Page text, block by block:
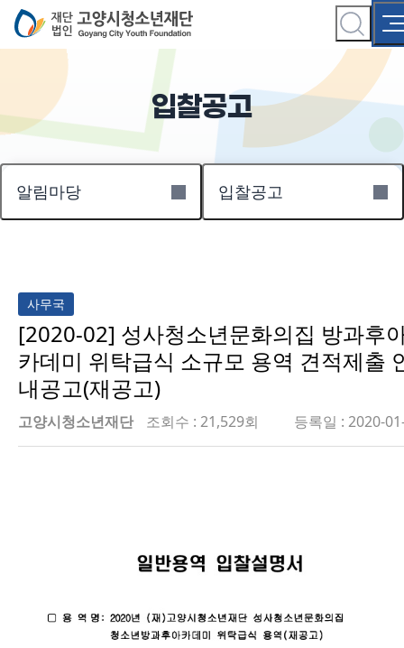
입찰공고
알림마당 입찰공고
사무국
[2020-02] 성사청소년문화의집 방과후
카데미 위탁급식 소규모 용역 견적제출
내공고(재공고)
고양시청소년재단 조회수 : 21,529회 등록일 : 2020-